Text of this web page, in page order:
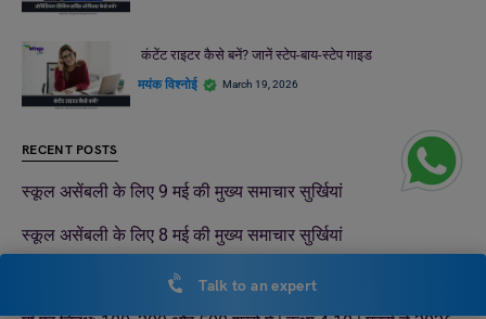
कंटेंट राइटर कैसे बनें? जानें स्टेप-बाय-स्टेप गाइड
मयंक विश्नोई March 19, 2026
RECENT POSTS
स्कूल असेंबली के लिए 9 मई की मुख्य समाचार सुर्खियां
स्कूल असेंबली के लिए 8 मई की मुख्य समाचार सुर्खियां
भारत में MBA के बाद क्या करें?Talk to an expert